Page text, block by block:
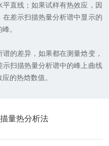
直线；如果试样有热效应，因
差示扫描热量分析谱中显示的
。
的差异，如果都在测量焓变，
扫描热量分析谱中的峰上曲线
的热焓数值。
量热分析法